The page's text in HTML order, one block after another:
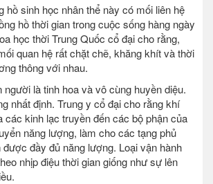
hồ sinh học nhân thể này có mối liên hệ
hồ thời gian trong cuộc sống hàng ngày
học thời Trung Quốc cổ đại cho rằng,
quan hệ rất chặt chẽ, khăng khít và thời
thông với nhau.
người là tinh hoa và vô cùng huyền diệu.
nhất định. Trung y cổ đại cho rằng khí
các kinh lạc truyền đến các bộ phận của
năng lượng, làm cho các tạng phủ
được đầy đủ năng lượng. Loại vận hành
nhịp điệu thời gian giống như sự lên